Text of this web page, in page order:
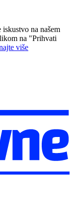
na našem
na "Prihvati
više